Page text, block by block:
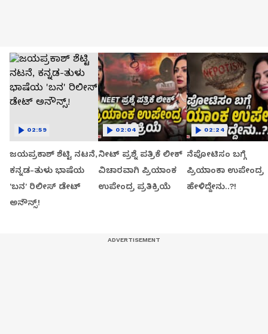
ಜಯಪ್ರಕಾಶ್ ಶೆಟ್ಟಿ ನಟನೆ,
ಕನ್ನಡ-ತುಳು ಭಾಷೆಯ
'ಬನ' ರಿಲೀಸ್ ಡೇಟ್
ಅನೌನ್ಸ್!
02:59
ನೀಟ್ ಪ್ರಶ್ನೆ ಪತ್ರಿಕೆ ಲೀಕ್
ವಿಚಾರವಾಗಿ ಪ್ರಿಯಾಂಕ
ಉಪೇಂದ್ರ ಪ್ರತಿಕ್ರಿಯೆ
02:04
ನೆಪೋಟಿಸಂ ಬಗ್ಗೆ
ಪ್ರಿಯಾಂಕಾ ಉಪೇಂದ್ರ
ಹೇಳಿದ್ದೇನು..?!
02:24